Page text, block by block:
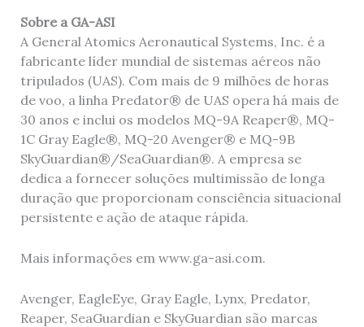
Sobre a GA-ASI
A General Atomics Aeronautical Systems, Inc. é a
fabricante líder mundial de sistemas aéreos não
tripulados (UAS). Com mais de 9 milhões de horas
de voo, a linha Predator® de UAS opera há mais de
30 anos e inclui os modelos MQ-9A Reaper®, MQ-
1C Gray Eagle®, MQ-20 Avenger® e MQ-9B
SkyGuardian®/SeaGuardian®. A empresa se
dedica a fornecer soluções multimissão de longa
duração que proporcionam consciência situacional
persistente e ação de ataque rápida.
Mais informações em www.ga-asi.com.
Avenger, EagleEye, Gray Eagle, Lynx, Predator,
Reaper, SeaGuardian e SkyGuardian são marcas